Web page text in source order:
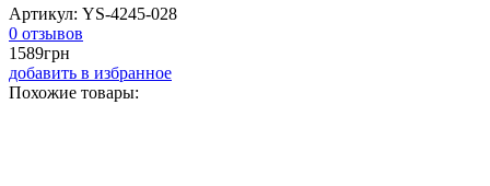
Артикул: YS-4245-028
0 отзывов
1589грн
добавить в избранное
Похожие товары: